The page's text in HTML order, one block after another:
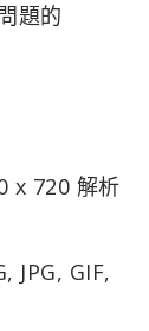
題的
x 720 解析
JPG, GIF,